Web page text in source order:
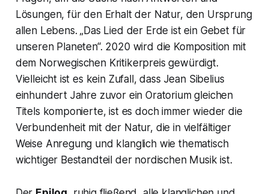
Lösungen, für den Erhalt der Natur, den Ursprung
allen Lebens. „Das Lied der Erde ist ein Gebet für
unseren Planeten“. 2020 wird die Komposition mit
dem Norwegischen Kritikerpreis gewürdigt.
Vielleicht ist es kein Zufall, dass Jean Sibelius
einhundert Jahre zuvor ein Oratorium gleichen
Titels komponierte, ist es doch immer wieder die
Verbundenheit mit der Natur, die in vielfältiger
Weise Anregung und klanglich wie thematisch
wichtiger Bestandteil der nordischen Musik ist.